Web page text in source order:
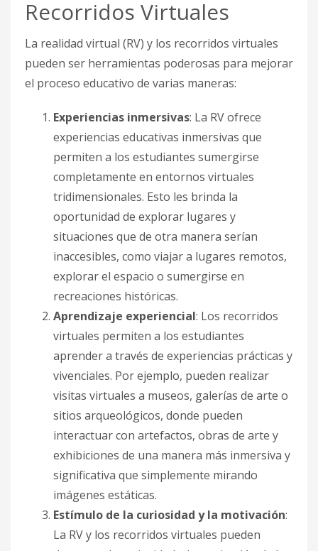
Recorridos Virtuales
La realidad virtual (RV) y los recorridos virtuales
pueden ser herramientas poderosas para mejorar
el proceso educativo de varias maneras:
Experiencias inmersivas: La RV ofrece
experiencias educativas inmersivas que
permiten a los estudiantes sumergirse
completamente en entornos virtuales
tridimensionales. Esto les brinda la
oportunidad de explorar lugares y
situaciones que de otra manera serían
inaccesibles, como viajar a lugares remotos,
explorar el espacio o sumergirse en
recreaciones históricas.
Aprendizaje experiencial: Los recorridos
virtuales permiten a los estudiantes
aprender a través de experiencias prácticas y
vivenciales. Por ejemplo, pueden realizar
visitas virtuales a museos, galerías de arte o
sitios arqueológicos, donde pueden
interactuar con artefactos, obras de arte y
exhibiciones de una manera más inmersiva y
significativa que simplemente mirando
imágenes estáticas.
Estímulo de la curiosidad y la motivación:
La RV y los recorridos virtuales pueden